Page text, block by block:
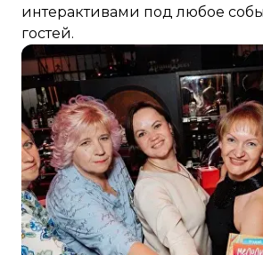
интерактивами под любое
гостей.